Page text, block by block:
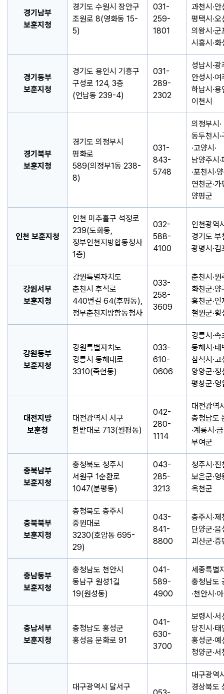
경기남부
보훈지청
경기도 수원시 장안구
조원로 8(영화동 15-
5)
031-
259-
1801
과천시·안
평택시·오
의왕시·군
시흥시·화
경기동부
보훈지청
경기도 용인시 기흥구
구성로 124, 3층
(언남동 239-4)
031-
289-
2302
성남시·광
안성시·여
하남시·용
이천시
경기북부
보훈지청
경기도 의정부시
평화로
589(의정부1동 238-
8)
031-
843-
5748
의정부시·
동두천시
·고양시·
남양주시
·포천시·
연천군·가
양평군
인천 보훈지청
인천 미추홀구 석정로
239(도화동,
정부인천지방합동청사
1층)
032-
588-
4100
인천광역
경기도 부
광명시·김
강원서부
보훈지청
강원특별자치도
춘천시 후석로
440번길 64(후평동),
정부춘천지방합동청사
033-
258-
3609
춘천시·원
화천군·양
홍천군·인
철원군·횡
강원동부
보훈지청
강원특별자치도
강릉시 동해대로
3310(죽헌동)
033-
610-
0606
강릉시·속
동해시·태
삼척시·고
양양군·정
평창군·영
대전지방
보훈청
대전광역시 서구
한밭대로 713(월평동)
042-
280-
1114
대전광역
충청남도
·계룡시·
부여군
충북남부
보훈지청
충청북도 청주시
서원구 1순환로
1047(분평동)
043-
285-
3213
청주시·진
보은군·영
옥천군
충북북부
보훈지청
충청북도 충주시
중원대로
3230(호암동 695-
29)
043-
841-
8800
충주시·제
단양군·음
괴산군·증
충남동부
보훈지청
충청남도 천안시
동남구 원성1길
19(원성동)
041-
589-
4900
세종특별
충청남도
·천안시·
충남서부
보훈지청
충청남도 홍성군
홍성읍 문화로 91
041-
630-
3700
보령시·서
당진시·태
홍성군·예
청양군·서
대구광역시 달서구
대구광역
경상북도